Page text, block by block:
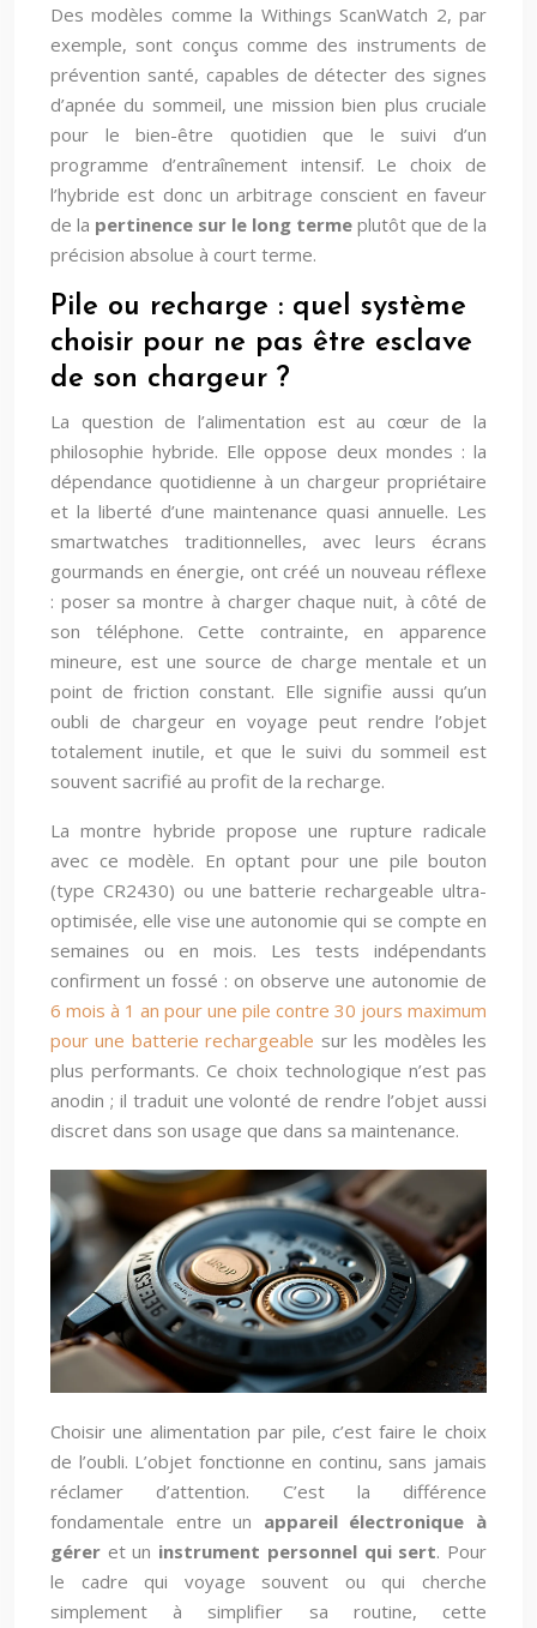
Des modèles comme la Withings ScanWatch 2, par
exemple, sont conçus comme des instruments de
prévention santé, capables de détecter des signes
d’apnée du sommeil, une mission bien plus cruciale
pour le bien-être quotidien que le suivi d’un
programme d’entraînement intensif. Le choix de
l’hybride est donc un arbitrage conscient en faveur
de la pertinence sur le long terme plutôt que de la
précision absolue à court terme.
Pile ou recharge : quel système
choisir pour ne pas être esclave
de son chargeur ?
La question de l’alimentation est au cœur de la
philosophie hybride. Elle oppose deux mondes : la
dépendance quotidienne à un chargeur propriétaire
et la liberté d’une maintenance quasi annuelle. Les
smartwatches traditionnelles, avec leurs écrans
gourmands en énergie, ont créé un nouveau réflexe
: poser sa montre à charger chaque nuit, à côté de
son téléphone. Cette contrainte, en apparence
mineure, est une source de charge mentale et un
point de friction constant. Elle signifie aussi qu’un
oubli de chargeur en voyage peut rendre l’objet
totalement inutile, et que le suivi du sommeil est
souvent sacrifié au profit de la recharge.
La montre hybride propose une rupture radicale
avec ce modèle. En optant pour une pile bouton
(type CR2430) ou une batterie rechargeable ultra-
optimisée, elle vise une autonomie qui se compte en
semaines ou en mois. Les tests indépendants
confirment un fossé : on observe une autonomie de
6 mois à 1 an pour une pile contre 30 jours maximum
pour une batterie rechargeable sur les modèles les
plus performants. Ce choix technologique n’est pas
anodin ; il traduit une volonté de rendre l’objet aussi
discret dans son usage que dans sa maintenance.
Choisir une alimentation par pile, c’est faire le choix
de l’oubli. L’objet fonctionne en continu, sans jamais
réclamer d’attention. C’est la différence
fondamentale entre un appareil électronique à
gérer et un instrument personnel qui sert. Pour
le cadre qui voyage souvent ou qui cherche
simplement à simplifier sa routine, cette